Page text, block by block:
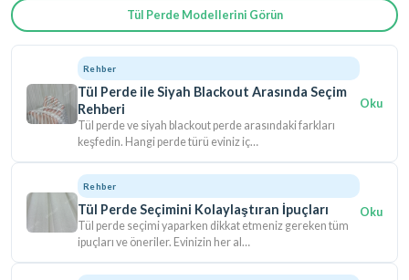
Tül Perde Modellerini Görün
Rehber
Tül Perde ile Siyah Blackout Arasında Seçim
Rehberi
Tül perde ve siyah blackout perde arasındaki farkları
keşfedin. Hangi perde türü eviniz iç…
Oku
Rehber
Tül Perde Seçimini Kolaylaştıran İpuçları
Tül perde seçimi yaparken dikkat etmeniz gereken tüm
ipuçları ve öneriler. Evinizin her al…
Oku